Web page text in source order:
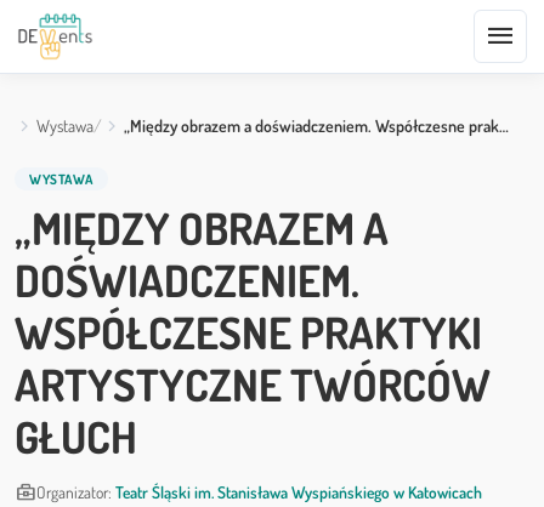
menu
Wystawa „Między obrazem a doświadczeniem. Współczesne prak…
WYSTAWA
„MIĘDZY OBRAZEM A
DOŚWIADCZENIEM.
WSPÓŁCZESNE PRAKTYKI
ARTYSTYCZNE TWÓRCÓW
GŁUCH
business_centerOrganizator: Teatr Śląski im. Stanisława Wyspiańskiego w Katowicach